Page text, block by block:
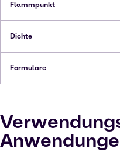
Flammpunkt
Dichte
Formulare